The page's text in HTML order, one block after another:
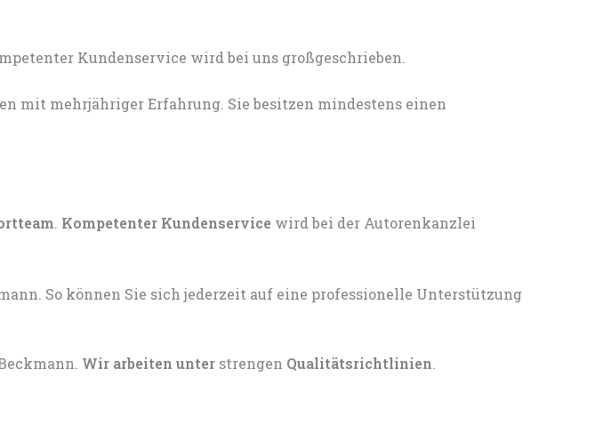
mit mehrjähriger Erfahrung. Sie besitzen mindestens einen
. Kompetenter Kundenservice wird bei der Autorenkanzlei
Wir arbeiten unter strengen Qualitätsrichtlinien.